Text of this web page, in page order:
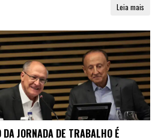
Leia mais
JORNADA DE TRABALHO É